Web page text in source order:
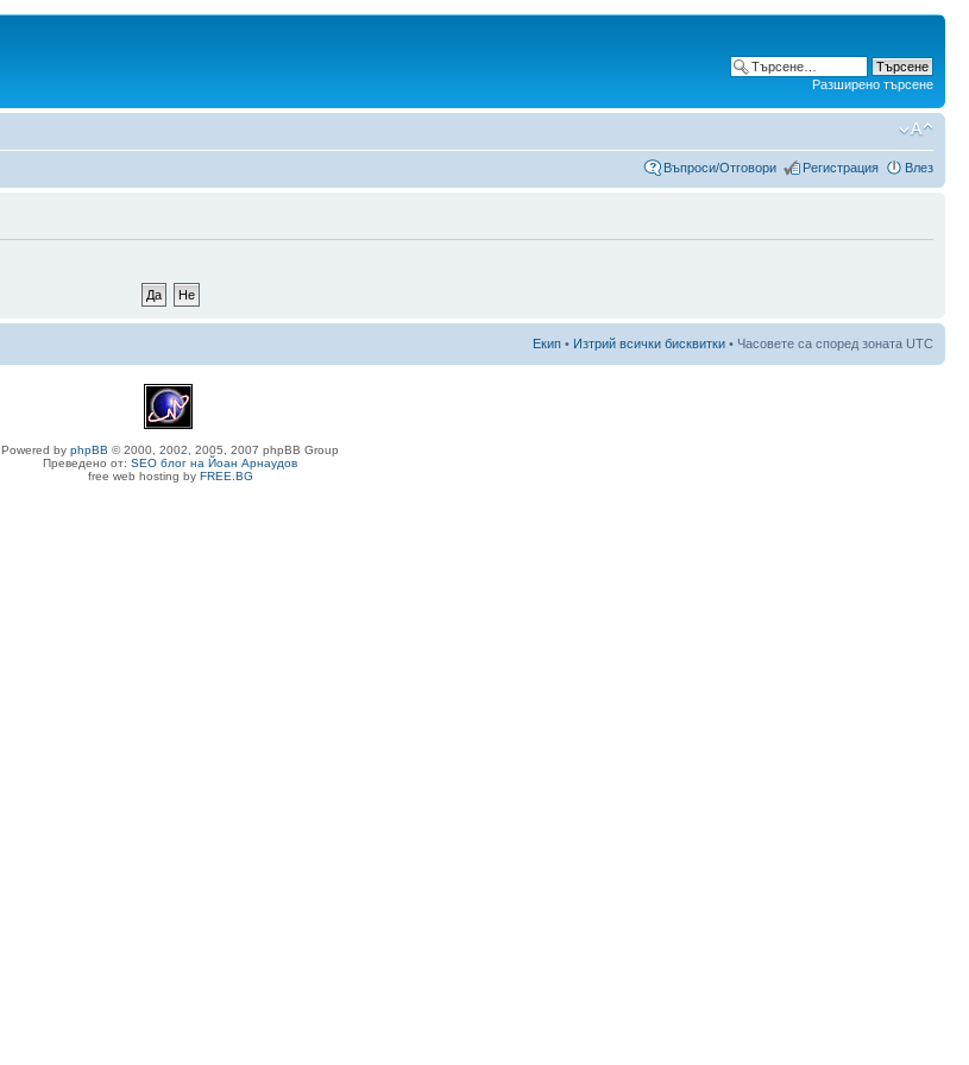
Разширено търсене
Въпроси/Отговори Регистрация Влез
Екип • Изтрий всички бисквитки • Часовете са според зоната UTC
Powered by phpBB © 2000, 2002, 2005, 2007 phpBB Group
Преведено от: SEO блог на Йоан Арнаудов
free web hosting by FREE.BG